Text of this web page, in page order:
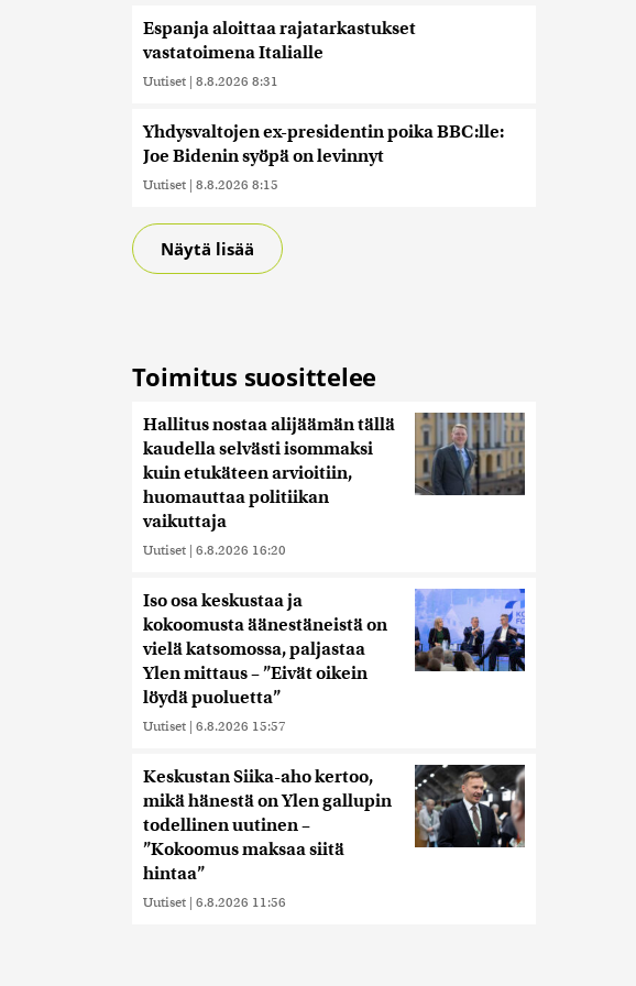
Espanja aloittaa rajatarkastukset
vastatoimena Italialle
Uutiset | 8.8.2026 8:31
Yhdysvaltojen ex-presidentin poika BBC:lle:
Joe Bidenin syöpä on levinnyt
Uutiset | 8.8.2026 8:15
Näytä lisää
Toimitus suosittelee
Hallitus nostaa alijäämän tällä
kaudella selvästi isommaksi
kuin etukäteen arvioitiin,
huomauttaa politiikan
vaikuttaja
Uutiset | 6.8.2026 16:20
Iso osa keskustaa ja
kokoomusta äänestäneistä on
vielä katsomossa, paljastaa
Ylen mittaus – ”Eivät oikein
löydä puoluetta”
Uutiset | 6.8.2026 15:57
Keskustan Siika-aho kertoo,
mikä hänestä on Ylen gallupin
todellinen uutinen –
”Kokoomus maksaa siitä
hintaa”
Uutiset | 6.8.2026 11:56